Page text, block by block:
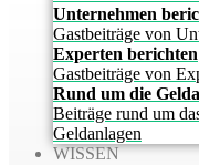
Unternehmen
Gastbeiträge von
Experten berichten
Gastbeiträge von
Rund um die
Beiträge rund um
Geldanlagen
WISSEN